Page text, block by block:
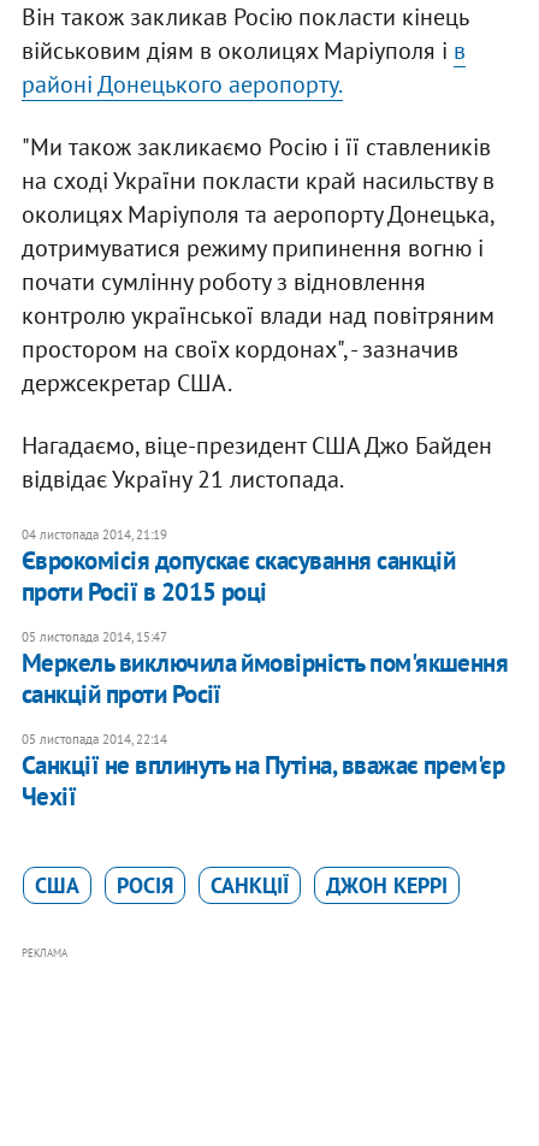
Він також закликав Росію покласти кінець
військовим діям в околицях Маріуполя і в
районі Донецького аеропорту.
"Ми також закликаємо Росію і її ставлеників
на сході України покласти край насильству в
околицях Маріуполя та аеропорту Донецька,
дотримуватися режиму припинення вогню і
почати сумлінну роботу з відновлення
контролю української влади над повітряним
простором на своїх кордонах", - зазначив
держсекретар США.
Нагадаємо, віце-президент США Джо Байден
відвідає Україну 21 листопада.
04 листопада 2014, 21:19
Єврокомісія допускає скасування санкцій
проти Росії в 2015 році
05 листопада 2014, 15:47
Меркель виключила ймовірність пом'якшення
санкцій проти Росії
05 листопада 2014, 22:14
Санкції не вплинуть на Путіна, вважає прем'єр
Чехії
США РОСІЯ САНКЦІЇ ДЖОН КЕРРІ
РЕКЛАМА